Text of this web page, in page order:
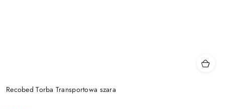
Recobed Torba Transportowa szara